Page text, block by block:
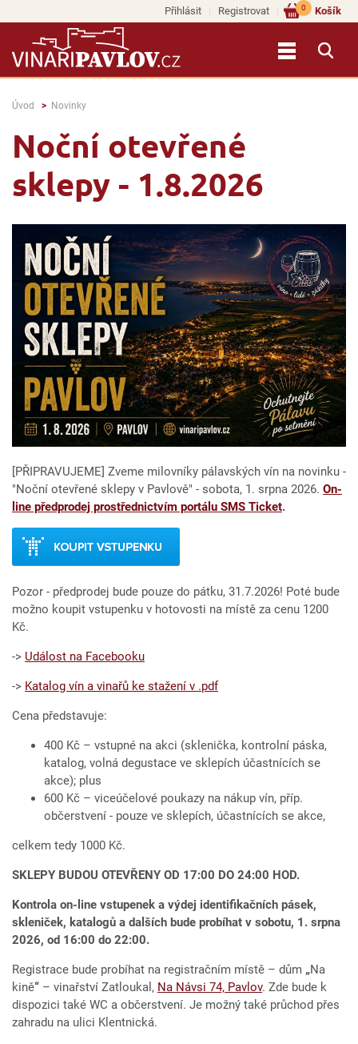
Přihlásit Registrovat Košík
0
Úvod Novinky
Noční otevřené
sklepy - 1.8.2026
[PŘIPRAVUJEME] Zveme milovníky pálavských vín na novinku -
"Noční otevřené sklepy v Pavlově" - sobota, 1. srpna 2026. On-
line předprodej prostřednictvím portálu SMS Ticket.
Pozor - předprodej bude pouze do pátku, 31.7.2026! Poté bude
možno koupit vstupenku v hotovosti na místě za cenu 1200
Kč.
-> Událost na Facebooku
-> Katalog vín a vinařů ke stažení v .pdf
Cena představuje:
400 Kč – vstupné na akci (sklenička, kontrolní páska,
katalog, volná degustace ve sklepích účastnících se
akce); plus
600 Kč – viceúčelové poukazy na nákup vín, příp.
občerstvení - pouze ve sklepích, účastnících se akce,
celkem tedy 1000 Kč.
SKLEPY BUDOU OTEVŘENY OD 17:00 DO 24:00 HOD.
Kontrola on-line vstupenek a výdej identifikačních pásek,
skleniček, katalogů a dalších bude probíhat v sobotu, 1. srpna
2026, od 16:00 do 22:00.
Registrace bude probíhat na registračním místě – dům „Na
kině“ – vinařství Zatloukal, Na Návsi 74, Pavlov. Zde bude k
dispozici také WC a občerstvení. Je možný také průchod přes
zahradu na ulici Klentnická.